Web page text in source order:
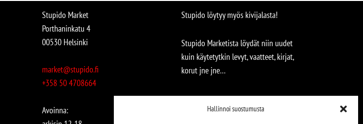
Hallinnoi suostumusta
Stupido Market
Porthaninkatu 4
00530 Helsinki
market@stupido.fi
+358 50 4708664
Avoinna:
Stupido löytyy myös kivijalasta!
Stupido Marketista löydät niin uudet
kuin käytetytkin levyt, vaatteet, kirjat,
korut jne jne…